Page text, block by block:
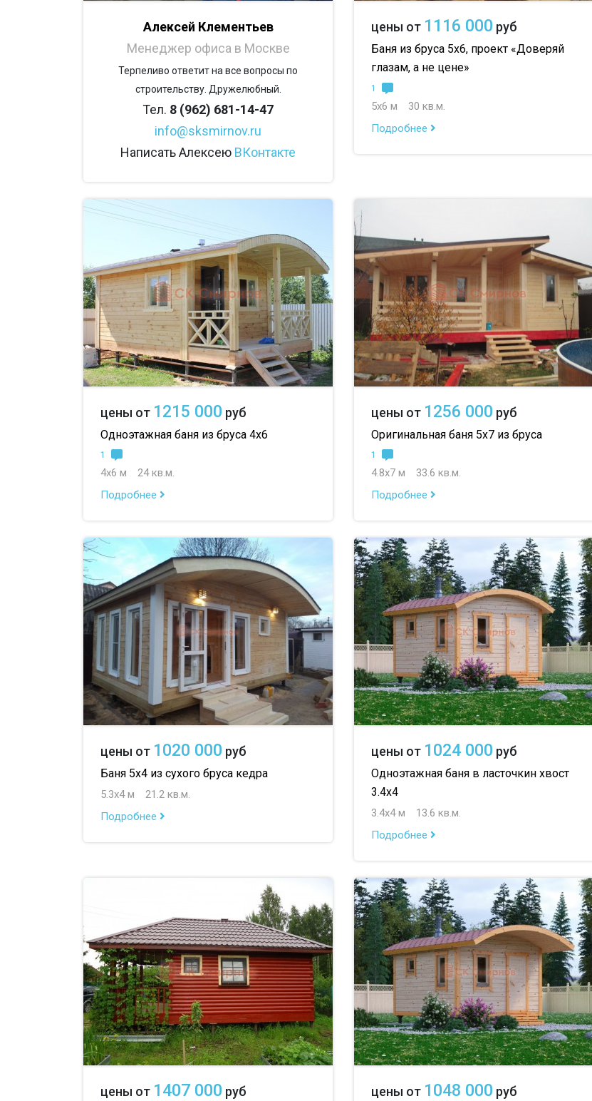
Алексей Клементьев
Менеджер офиса в Москве
Терпеливо ответит на все вопросы по
строительству. Дружелюбный.
Тел. 8 (962) 681-14-47
info@sksmirnov.ru
Написать Алексею ВКонтакте
цены от 1116 000 руб
Баня из бруса 5х6, проект «Доверяй
глазам, а не цене»
1
5х6 м
30 кв.м.
Подробнее
цены от 1215 000 руб
Одноэтажная баня из бруса 4х6
1
4х6 м
24 кв.м.
Подробнее
цены от 1256 000 руб
Оригинальная баня 5х7 из бруса
1
4.8х7 м
33.6 кв.м.
Подробнее
цены от 1020 000 руб
Баня 5х4 из сухого бруса кедра
5.3х4 м
21.2 кв.м.
Подробнее
цены от 1024 000 руб
Одноэтажная баня в ласточкин хвост
3.4х4
3.4х4 м
13.6 кв.м.
Подробнее
цены от 1407 000 руб цены от 1048 000 руб